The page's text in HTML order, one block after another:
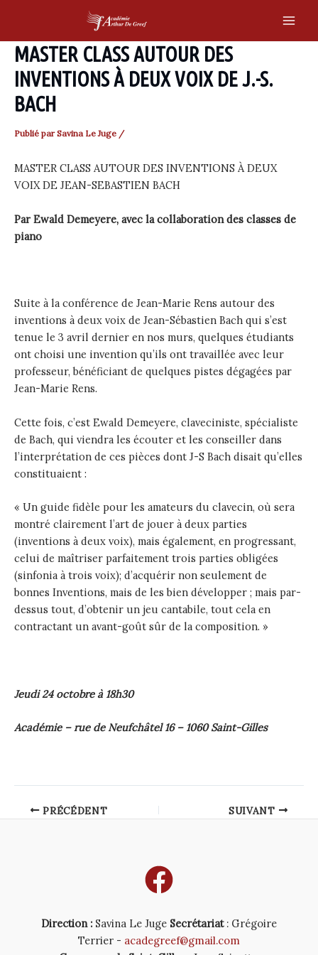
content
MASTER CLASS AUTOUR DES
INVENTIONS À DEUX VOIX DE J.-S.
BACH
Publié par Savina Le Juge /
MASTER CLASS AUTOUR DES INVENTIONS À DEUX
VOIX DE JEAN-SEBASTIEN BACH
Par Ewald Demeyere, avec la collaboration des classes de
piano
Suite à la conférence de Jean-Marie Rens autour des
inventions à deux voix de Jean-Sébastien Bach qui s’est
tenue le 3 avril dernier en nos murs, quelques étudiants
ont choisi une invention qu’ils ont travaillée avec leur
professeur, bénéficiant de quelques pistes dégagées par
Jean-Marie Rens.
Cette fois, c’est Ewald Demeyere, claveciniste, spécialiste
de Bach, qui viendra les écouter et les conseiller dans
l’interprétation de ces pièces dont J-S Bach disait qu’elles
constituaient :
« Un guide fidèle pour les amateurs du clavecin, où sera
montré clairement l’art de jouer à deux parties
(inventions à deux voix), mais également, en progressant,
celui de maîtriser parfaitement trois parties obligées
(sinfonia à trois voix); d’acquérir non seulement de
bonnes Inventions, mais de les bien développer ; mais par-
dessus tout, d’obtenir un jeu cantabile, tout cela en
contractant un avant-goût sûr de la composition. »
Jeudi 24 octobre à 18h30
Académie – rue de Neufchâtel 16 – 1060 Saint-Gilles
Post PRÉCÉDENT SUIVANT
Direction : Savina Le Juge Secrétariat: Grégoire
Terrier - acadegreef@gmail.com